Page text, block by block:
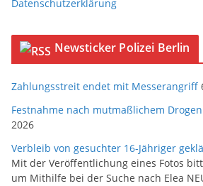
Datenschutzerklärung
Newsticker Polizei Berlin
Zahlungsstreit endet mit Messerangriff
Festnahme nach mutmaßlichem
2026
Verbleib von gesuchter 16-Jähriger
Mit der Veröffentlichung eines Fotos
um Mithilfe bei der Suche nach Elea